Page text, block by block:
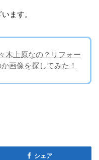
ます。
木上原なの？リフォー
画像を探してみた！
シェア